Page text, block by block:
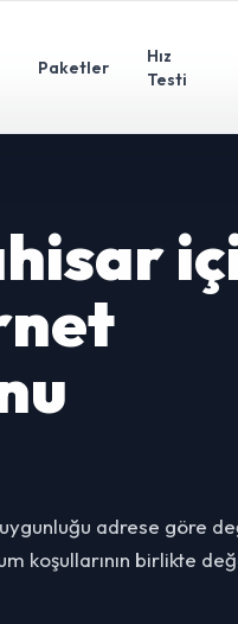
Paketler
Hız
Testi
adrese göre
koşullarının birlikte